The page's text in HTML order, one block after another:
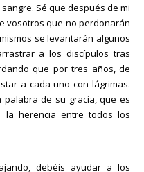
Sé que después de mi
vosotros que no perdonarán
se levantarán algunos
a los discípulos tras
que por tres años, de
a cada uno con lágrimas.
de su gracia, que es
la herencia entre todos los
debéis ayudar a los